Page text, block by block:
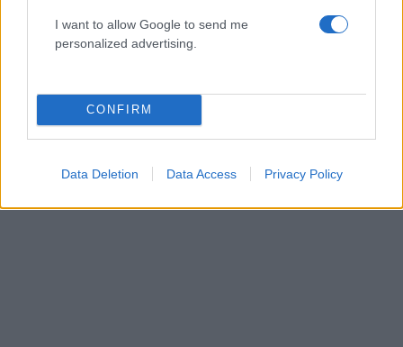
I want to allow Google to send me
personalized advertising.
CONFIRM
Data Deletion Data Access Privacy Policy